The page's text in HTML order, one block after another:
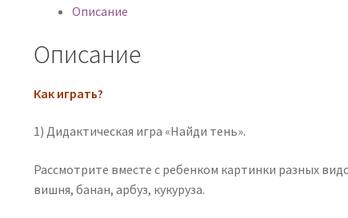
Описание
Описание
Как играть?
1) Дидактическая игра «Найди тень».
Рассмотрите вместе с ребенком картинки разных
вишня, банан, арбуз, кукуруза.